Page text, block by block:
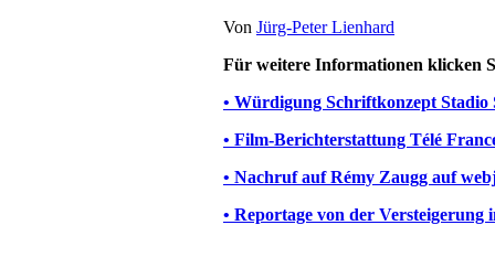
Von Jürg-Peter Lienhard
Für weitere Informationen klicken
• Würdigung Schriftkonzept Stadio
• Film-Berichterstattung Télé
• Nachruf auf Rémy Zaugg auf
• Reportage von der Versteigerung